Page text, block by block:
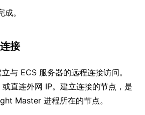
。
接
与 ECS 服务器的远程连接访问。
直连外网 IP。建立连接的节点，是
Master 进程所在的节点。